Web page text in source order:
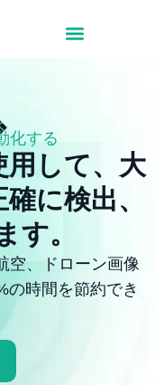
化する
して、大
に検出、
す。
空、ドローン画像
の時間を節約でき